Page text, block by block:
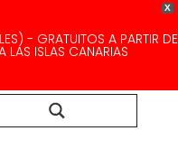
X
- GRATUITOS A PARTIR DE
ISLAS CANARIAS